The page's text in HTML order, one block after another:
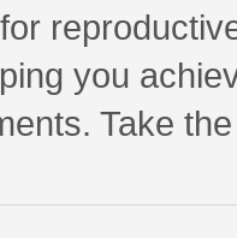
you
Take